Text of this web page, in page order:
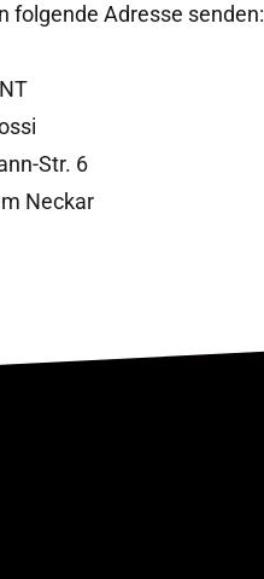
folgende Adresse senden:
Str. 6
Neckar